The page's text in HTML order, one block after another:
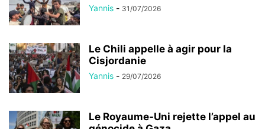
Yannis - 31/07/2026
Le Chili appelle à agir pour la
Cisjordanie
Yannis - 29/07/2026
Le Royaume-Uni rejette l’appel au